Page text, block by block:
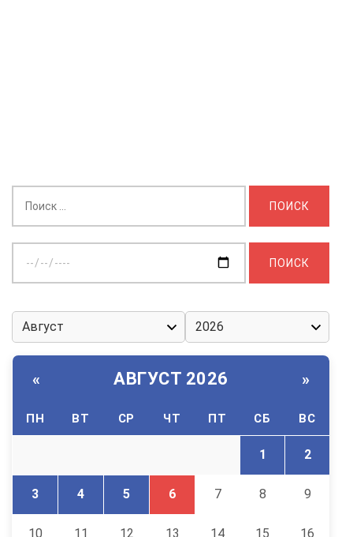
дату:
« АВГУСТ 2026 »
ПН ВТ СР ЧТ ПТ СБ ВС
1 2
3 4 5 6 7 8 9
10 11 12 13 14 15 16